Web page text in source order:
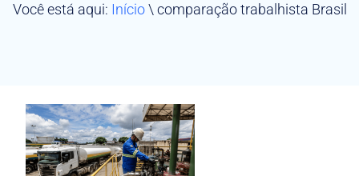
Você está aqui: Início\ comparação trabalhista Brasil